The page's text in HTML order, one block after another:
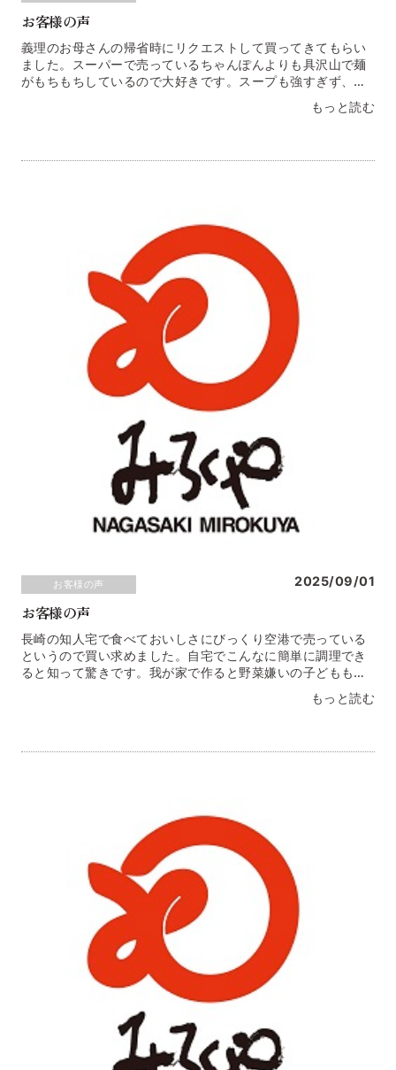
お客様の声
義理のお母さんの帰省時にリクエストして買ってきてもらい
ました。スーパーで売っているちゃんぽんよりも具沢山で麺
がもちもちしているので大好きです。スープも強すぎず、ゴ
クゴク飲めてしまうくらい、まろやかでお気に入りです。神
もっと読む
お客様の声 2025/09/01
お客様の声
長崎の知人宅で食べておいしさにびっくり空港で売っている
というので買い求めました。自宅でこんなに簡単に調理でき
ると知って驚きです。我が家で作ると野菜嫌いの子どもも食
の細い高齢の母も完食でした。おいしかった～！！！常温で
保存できる点がすばらしいです大阪府 Ｋ・Ｔ様長崎の義母
いときにも重宝します。キャベツやもやしでボリュームＵＰ
もっと読む